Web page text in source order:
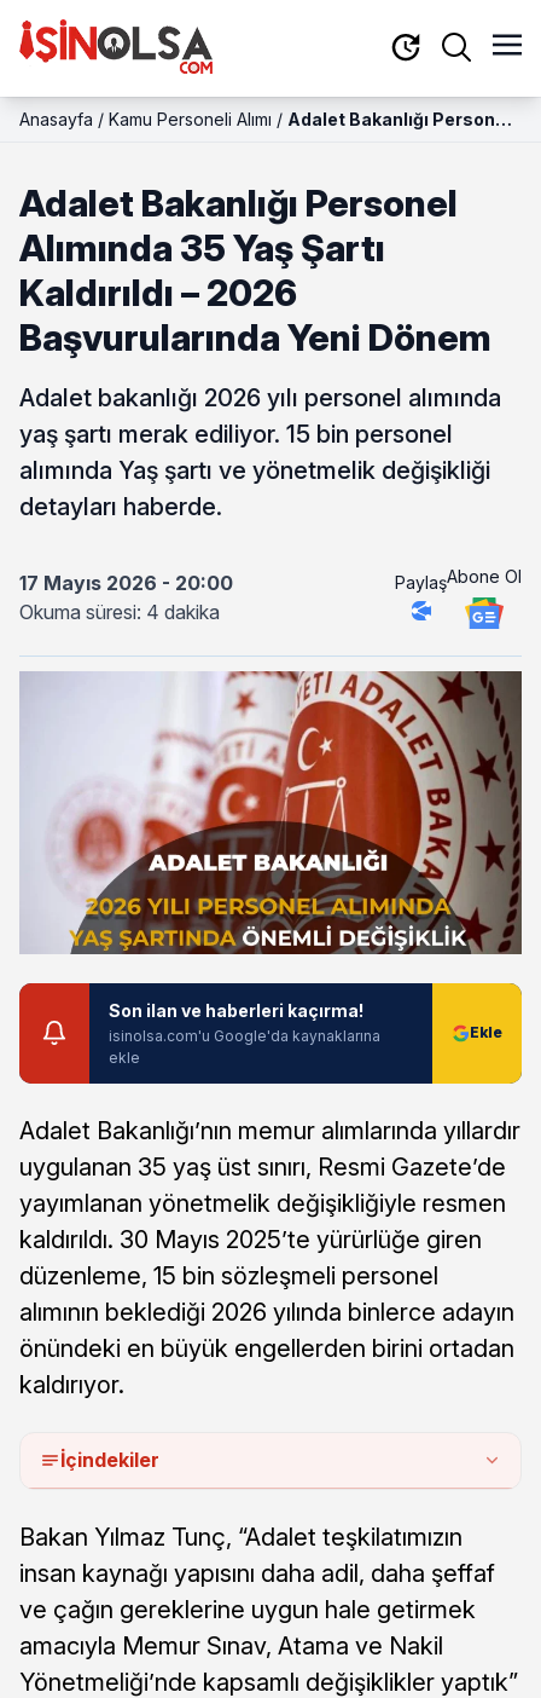
Anasayfa / Kamu Personeli Alımı / Adalet Bakanlığı Personel
Başvurularında Yeni
Dönem
Adalet Bakanlığı Personel
Alımında 35 Yaş Şartı
Kaldırıldı – 2026
Başvurularında Yeni Dönem
Adalet bakanlığı 2026 yılı personel alımında
yaş şartı merak ediliyor. 15 bin personel
alımında Yaş şartı ve yönetmelik değişikliği
detayları haberde.
17 Mayıs 2026 - 20:00
Okuma süresi: 4 dakika
PaylaşAbone Ol
Son ilan ve haberleri kaçırma!
isinolsa.com'u Google'da kaynaklarına
ekle
Adalet Bakanlığı’nın memur alımlarında yıllardır
uygulanan 35 yaş üst sınırı, Resmi Gazete’de
yayımlanan yönetmelik değişikliğiyle resmen
kaldırıldı. 30 Mayıs 2025’te yürürlüğe giren
düzenleme, 15 bin sözleşmeli personel
alımının beklediği 2026 yılında binlerce adayın
önündeki en büyük engellerden birini ortadan
kaldırıyor.
İçindekiler
Bakan Yılmaz Tunç, “Adalet teşkilatımızın
insan kaynağı yapısını daha adil, daha şeffaf
ve çağın gereklerine uygun hale getirmek
amacıyla Memur Sınav, Atama ve Nakil
Yönetmeliği’nde kapsamlı değişiklikler yaptık”